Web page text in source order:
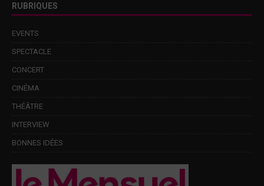
RUBRIQUES
EVENTS
SPECTACLE
CONCERT
CINÉMA
THÉÂTRE
INTERVIEW
BONNES IDÉES